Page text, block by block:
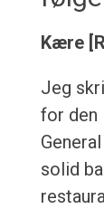
Kære
Jeg
for den
solid